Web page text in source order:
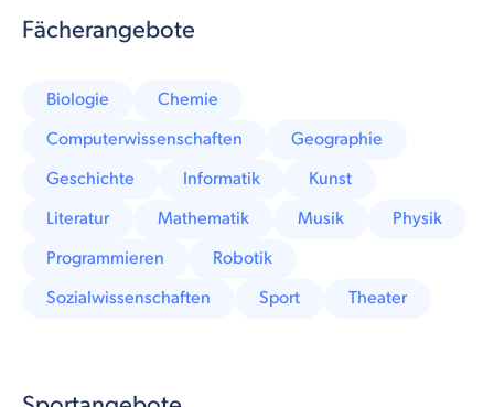
Fächerangebote
Biologie
Chemie
Computerwissenschaften
Geographie
Geschichte
Informatik
Kunst
Literatur
Mathematik Musik
Physik
Programmieren
Robotik
Sozialwissenschaften
Sport Theater